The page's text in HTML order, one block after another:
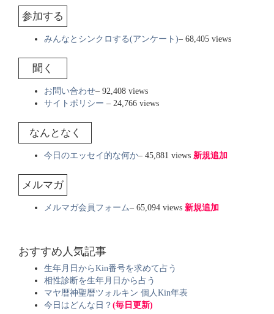
参加する
みんなとシンクロする(アンケート)– 68,405 views
聞く
お問い合わせ– 92,408 views
サイトポリシー – 24,766 views
なんとなく
今日のエッセイ的な何か– 45,881 views 新規追加
メルマガ
メルマガ会員フォーム– 65,094 views 新規追加
おすすめ人気記事
生年月日からKin番号を求めて占う
相性診断を生年月日から占う
マヤ暦神聖暦ツォルキン 個人Kin年表
今日はどんな日？ (毎日更新)